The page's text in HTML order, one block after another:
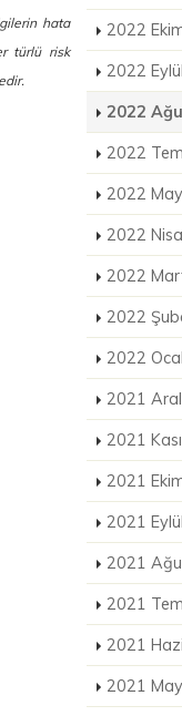
hata
türlü risk
2022
2022 Eylül
2022
2022
2022
2022
2022
2022
2022
2021
2021
2021
2021 Eylül
2021
2021
2021
2021